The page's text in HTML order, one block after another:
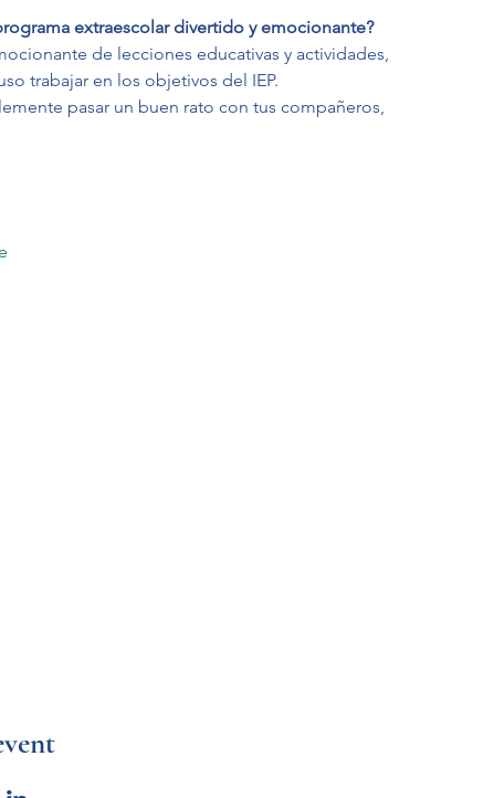
extraescolar divertido y emocionante?
de lecciones educativas y actividades,
trabajar en los objetivos del IEP.
pasar un buen rato con tus compañeros,